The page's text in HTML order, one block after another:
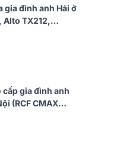
gia đình anh Hải ở
Alto TX212,
cấp gia đình anh
(RCF CMAX